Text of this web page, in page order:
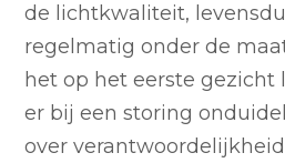
de lichtkwaliteit,
regelmatig onder de
het op het eerste gezicht
er bij een storing
over